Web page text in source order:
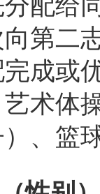
配给
第二
成或
艺术
、篮